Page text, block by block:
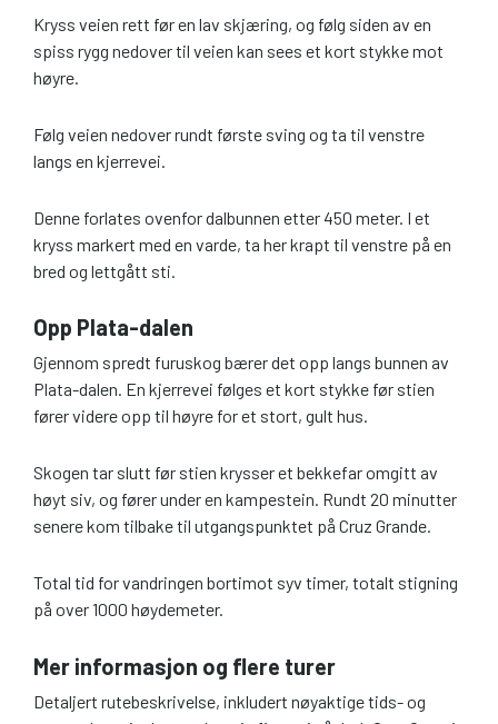
Kryss veien rett før en lav skjæring, og følg siden av en
spiss rygg nedover til veien kan sees et kort stykke mot
høyre.
Følg veien nedover rundt første sving og ta til venstre
langs en kjerrevei.
Denne forlates ovenfor dalbunnen etter 450 meter. I et
kryss markert med en varde, ta her krapt til venstre på en
bred og lettgått sti.
Opp Plata-dalen
Gjennom spredt furuskog bærer det opp langs bunnen av
Plata-dalen. En kjerrevei følges et kort stykke før stien
fører videre opp til høyre for et stort, gult hus.
Skogen tar slutt før stien krysser et bekkefar omgitt av
høyt siv, og fører under en kampestein. Rundt 20 minutter
senere kom tilbake til utgangspunktet på Cruz Grande.
Total tid for vandringen bortimot syv timer, totalt stigning
på over 1000 høydemeter.
Mer informasjon og flere turer
Detaljert rutebeskrivelse, inkludert nøyaktige tids- og